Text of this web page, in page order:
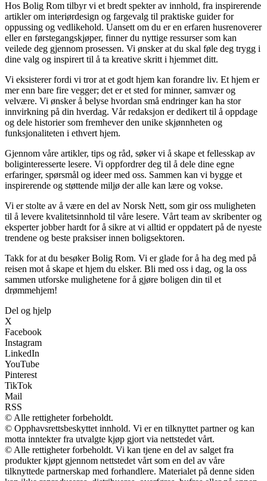
Hos Bolig Rom tilbyr vi et bredt spekter av innhold, fra inspirerende
artikler om interiørdesign og fargevalg til praktiske guider for
oppussing og vedlikehold. Uansett om du er en erfaren husrenoverer
eller en førstegangskjøper, finner du nyttige ressurser som kan
veilede deg gjennom prosessen. Vi ønsker at du skal føle deg trygg i
dine valg og inspirert til å ta kreative skritt i hjemmet ditt.
Vi eksisterer fordi vi tror at et godt hjem kan forandre liv. Et hjem er
mer enn bare fire vegger; det er et sted for minner, samvær og
velvære. Vi ønsker å belyse hvordan små endringer kan ha stor
innvirkning på din hverdag. Vår redaksjon er dedikert til å oppdage
og dele historier som fremhever den unike skjønnheten og
funksjonaliteten i ethvert hjem.
Gjennom våre artikler, tips og råd, søker vi å skape et fellesskap av
boliginteresserte lesere. Vi oppfordrer deg til å dele dine egne
erfaringer, spørsmål og ideer med oss. Sammen kan vi bygge et
inspirerende og støttende miljø der alle kan lære og vokse.
Vi er stolte av å være en del av Norsk Nett, som gir oss muligheten
til å levere kvalitetsinnhold til våre lesere. Vårt team av skribenter og
eksperter jobber hardt for å sikre at vi alltid er oppdatert på de nyeste
trendene og beste praksiser innen boligsektoren.
Takk for at du besøker Bolig Rom. Vi er glade for å ha deg med på
reisen mot å skape et hjem du elsker. Bli med oss i dag, og la oss
sammen utforske mulighetene for å gjøre boligen din til et
drømmehjem!
Del og hjelp
X
Facebook
Instagram
LinkedIn
YouTube
Pinterest
TikTok
Mail
RSS
© Alle rettigheter forbeholdt.
© Opphavsrettsbeskyttet innhold. Vi er en tilknyttet partner og kan
motta inntekter fra utvalgte kjøp gjort via nettstedet vårt.
© Alle rettigheter forbeholdt. Vi kan tjene en del av salget fra
produkter kjøpt gjennom nettstedet vårt som en del av våre
tilknyttede partnerskap med forhandlere. Materialet på denne siden